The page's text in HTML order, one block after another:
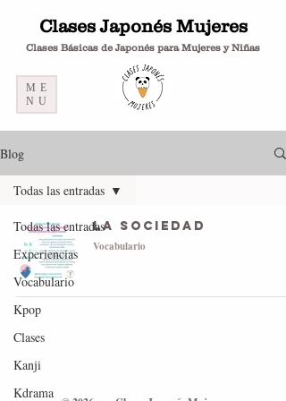
Clases Básicas de Japonés para Mujeres y Niñas
Clases Japonés Mujeres
ME
NU
Blog
Todas las entradas
Experiencias
Vocabulario
Kpop
Clases
Kanji
Kdrama
Todas las entradas
La sociedad
Vocabulario